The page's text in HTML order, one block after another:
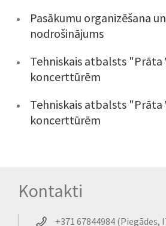
Pasākumu organizēšana
nodrošinājums
Tehniskais atbalsts "Prāta
koncerttūrēm
Tehniskais atbalsts "Prāta
koncerttūrēm
Kontakti
+371 67844984 (Piegādes,